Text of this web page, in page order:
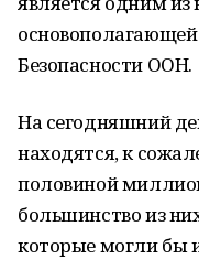
Безопасности ООН.
На сегодняшний
находятся, к
половиной
большинство из
которые могли бы